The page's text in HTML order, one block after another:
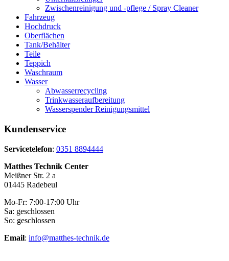
Zwischenreinigung und -pflege / Spray Cleaner
Fahrzeug
Hochdruck
Oberflächen
Tank/Behälter
Teile
Teppich
Waschraum
Wasser
Abwasserrecycling
Trinkwasseraufbereitung
Wasserspender Reinigungsmittel
Kundenservice
Servicetelefon: 0351 8894444
Matthes Technik Center
Meißner Str. 2 a
01445 Radebeul
Mo-Fr: 7:00-17:00 Uhr
Sa: geschlossen
So: geschlossen
Email: info@matthes-technik.de